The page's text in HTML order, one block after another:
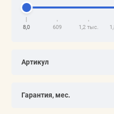
8,0 609 1,2 тыс.
Артикул
Гарантия, мес.